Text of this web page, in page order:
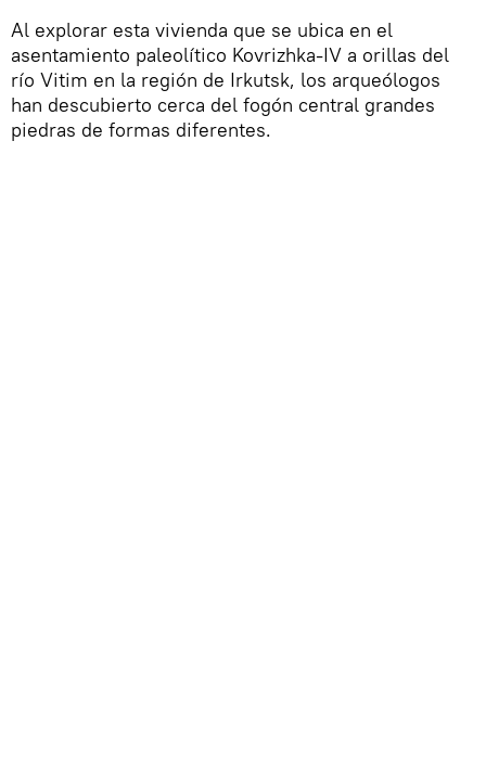
Al explorar esta vivienda que se ubica en el
asentamiento paleolítico Kovrizhka-IV a orillas del
río Vitim en la región de Irkutsk, los arqueólogos
han descubierto cerca del fogón central grandes
piedras de formas diferentes.